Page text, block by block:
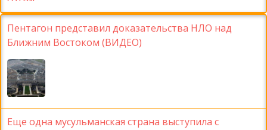
Пентагон представил доказательства НЛО над
Ближним Востоком (ВИДЕО)
Еще одна мусульманская страна выступила с